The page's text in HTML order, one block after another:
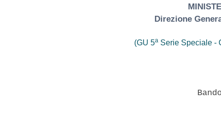
Direzione
(GU 5a Serie Speciale -